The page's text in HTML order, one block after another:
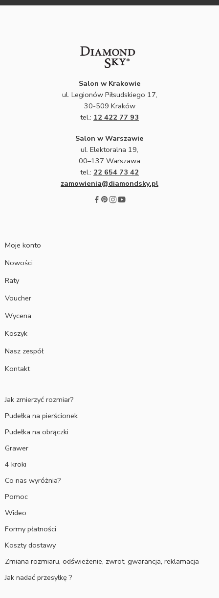
Salon w Krakowie
ul. Legionów Piłsudskiego 17,
30-509 Kraków
tel.: 12 422 77 93
Salon w Warszawie
ul. Elektoralna 19,
00–137 Warszawa
tel.: 22 654 73 42
zamowienia@diamondsky.pl
Moje konto
Nowości
Raty
Voucher
Wycena
Koszyk
Nasz zespół
Kontakt
Jak zmierzyć rozmiar?
Pudełka na pierścionek
Pudełka na obrączki
Grawer
4 kroki
Co nas wyróżnia?
Pomoc
Wideo
Formy płatności
Koszty dostawy
Zmiana rozmiaru, odświeżenie, zwrot, gwarancja, reklamacja
Jak nadać przesyłkę ?